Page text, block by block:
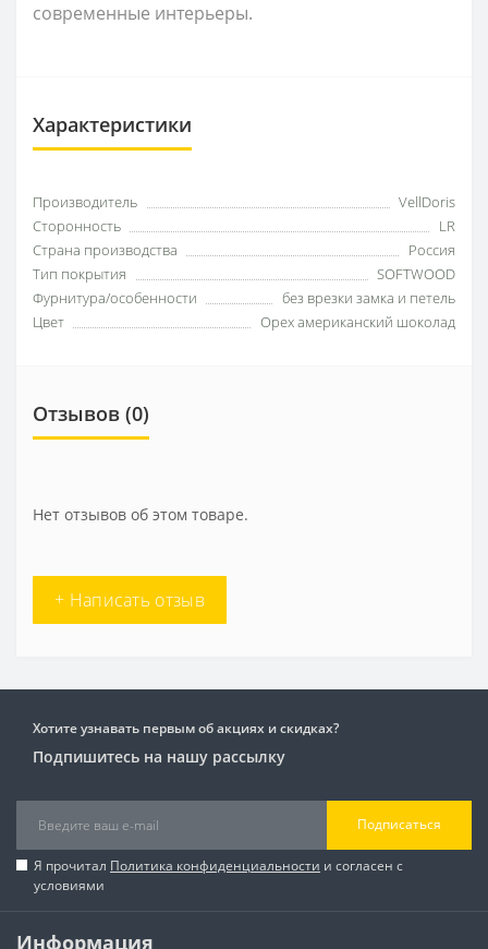
современные интерьеры.
Характеристики
Производитель
VellDoris
Сторонность
LR
Страна производства
Россия
Тип покрытия
SOFTWOOD
Фурнитура/особенности
без врезки замка и петель
Цвет
Орех американский шоколад
Отзывов (0)
Нет отзывов об этом товаре.
+ Написать отзыв
Хотите узнавать первым об акциях и скидках?
Подпишитесь на нашу рассылку
Подписаться
Я прочитал Политика конфиденциальности и согласен с
условиями
Информация